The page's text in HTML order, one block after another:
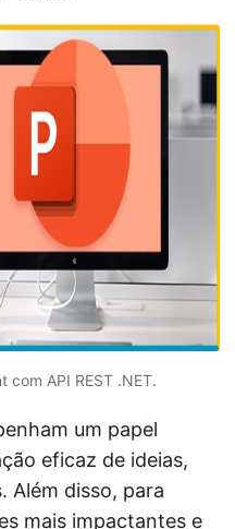
com API REST .NET.
um papel
eficaz de ideias,
Além disso, para
mais impactantes e